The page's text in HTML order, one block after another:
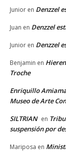
Junior en Denzzel
Juan en Denzzel
Junior en Denzzel
Benjamin en
Troche
Enriquillo
Museo de Arte
SILTRIAN en
suspensión por
Mariposa en